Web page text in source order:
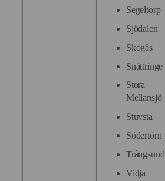
Segeltorp
Sjödalen
Skogås
Snättringe
Stora
Mellansjö
Stuvsta
Södertörn
Trångsund
Vidja